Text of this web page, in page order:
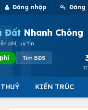
Đăng nhập Đăng
Đất Nhanh Chóng
phí, uy tín
Tìm BĐS
KIẾN TRÚC